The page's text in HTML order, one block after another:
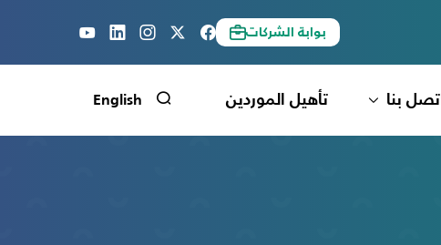
بوابة الشركات
اتصل بنا تأهيل الموردين English